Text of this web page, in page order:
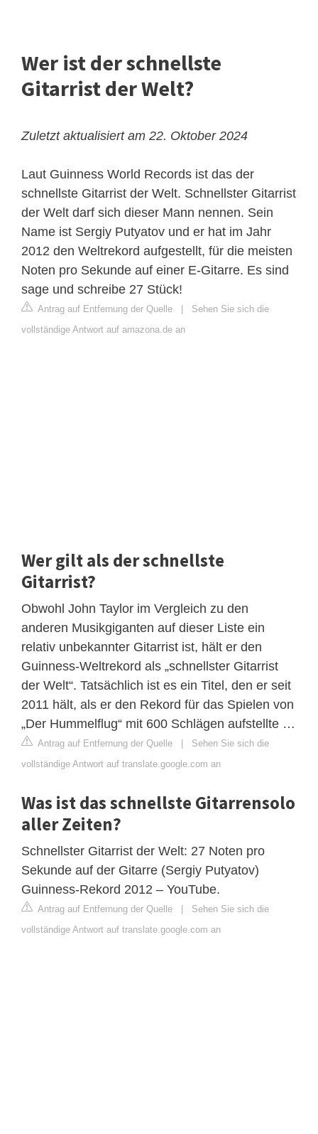
Wer ist der schnellste
Gitarrist der Welt?
Zuletzt aktualisiert am 22. Oktober 2024
Laut Guinness World Records ist das der
schnellste Gitarrist der Welt. Schnellster Gitarrist
der Welt darf sich dieser Mann nennen. Sein
Name ist Sergiy Putyatov und er hat im Jahr
2012 den Weltrekord aufgestellt, für die meisten
Noten pro Sekunde auf einer E-Gitarre. Es sind
sage und schreibe 27 Stück!
Antrag auf Entfernung der Quelle
Sehen Sie sich die
vollständige Antwort auf amazona.de an
Wer gilt als der schnellste
Gitarrist?
Obwohl John Taylor im Vergleich zu den
anderen Musikgiganten auf dieser Liste ein
relativ unbekannter Gitarrist ist, hält er den
Guinness-Weltrekord als „schnellster Gitarrist
der Welt“. Tatsächlich ist es ein Titel, den er seit
2011 hält, als er den Rekord für das Spielen von
„Der Hummelflug“ mit 600 Schlägen aufstellte …
Antrag auf Entfernung der Quelle
Sehen Sie sich die
vollständige Antwort auf translate.google.com an
Was ist das schnellste Gitarrensolo
aller Zeiten?
Schnellster Gitarrist der Welt: 27 Noten pro
Sekunde auf der Gitarre (Sergiy Putyatov)
Guinness-Rekord 2012 – YouTube.
Antrag auf Entfernung der Quelle
Sehen Sie sich die
vollständige Antwort auf translate.google.com an